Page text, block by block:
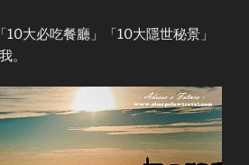
大必吃餐廳」「10大隱世秘景」
。